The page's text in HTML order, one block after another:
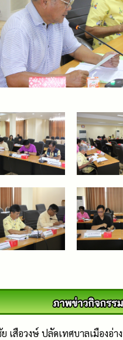
เสือวงษ์ ปลัดเทศบาลเมืองอ่า